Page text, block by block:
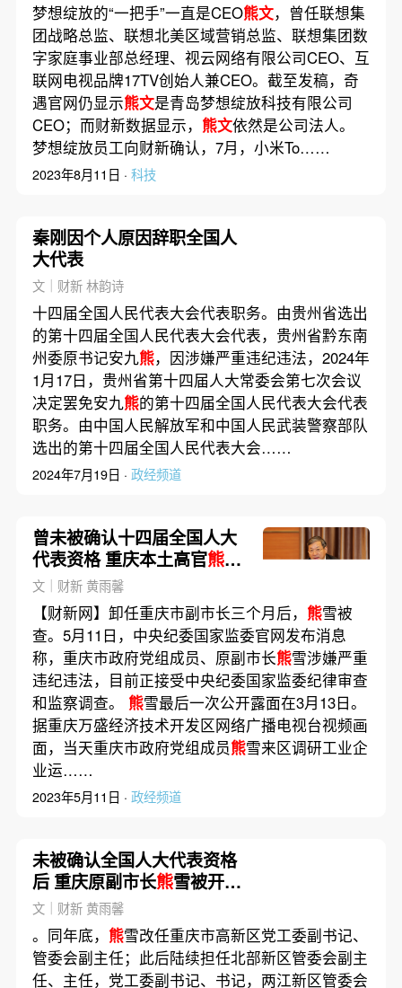
梦想绽放的“一把手”一直是CEO熊文，曾任联想集
团战略总监、联想北美区域营销总监、联想集团数
字家庭事业部总经理、视云网络有限公司CEO、互
联网电视品牌17TV创始人兼CEO。截至发稿，奇
遇官网仍显示熊文是青岛梦想绽放科技有限公司
CEO；而财新数据显示， 熊文依然是公司法人。
梦想绽放员工向财新确认，7月，小米To……
2023年8月11日 · 科技
秦刚因个人原因辞职全国人
大代表
文｜财新 林韵诗
十四届全国人民代表大会代表职务。由贵州省选出
的第十四届全国人民代表大会代表，贵州省黔东南
州委原书记安九熊，因涉嫌严重违纪违法，2024年
1月17日，贵州省第十四届人大常委会第七次会议
决定罢免安九熊的第十四届全国人民代表大会代表
职务。由中国人民解放军和中国人民武装警察部队
选出的第十四届全国人民代表大会……
2024年7月19日 · 政经频道
曾未被确认十四届全国人大
代表资格 重庆本土高官熊雪
被查
文｜财新 黄雨馨
【财新网】卸任重庆市副市长三个月后， 熊雪被
查。5月11日，中央纪委国家监委官网发布消息
称，重庆市政府党组成员、原副市长熊雪涉嫌严重
违纪违法，目前正接受中央纪委国家监委纪律审查
和监察调查。 熊雪最后一次公开露面在3月13日。
据重庆万盛经济技术开发区网络广播电视台视频画
面，当天重庆市政府党组成员熊雪来区调研工业企
业运……
2023年5月11日 · 政经频道
未被确认全国人大代表资格
后 重庆原副市长熊雪被开除
党籍
文｜财新 黄雨馨
。同年底， 熊雪改任重庆市高新区党工委副书记、
管委会副主任；此后陆续担任北部新区管委会副主
任、主任，党工委副书记、书记，两江新区管委会